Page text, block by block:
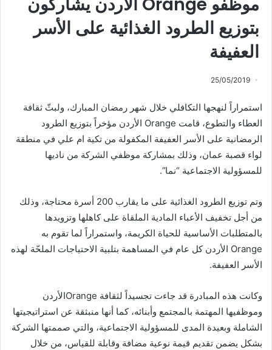
موظفو Orange الأردن يشاركون
بتوزيع الطرود الغذائية على الأسر
العفيفة
25/05/2019
استمراراً لنهجها التكافلي خلال شهر رمضان المبارك، ولبثّ ثقافة
العطاء والتطوع، قامت Orange الأردن مؤخراً بتوزيع الطرود
الرمضانية على الأسر العفيفة المكفولة من تكية ام علي في منطقة
لواء قصبة عمان، وذلك بمشاركة موظفي الشركة من ناديها
للمسؤولية الاجتماعية “نما”.
وتم توزيع الطرود الغذائية على ما يقارب 200 أسرة محتاجة، وذلك
من أجل تخفيف الأعباء المادية الملقاة على كاهلها وتزويدها
بالمتطلبات الأساسية للحياة الكريمة، واستمراراً لما تقوم به
Orange الأردن كل عام في المساهمة بتلبية الاحتياجات الملحّة لهذه
الأسر العفيفة.
وكانت هذه المبادرة قد جاءت تجسيداً لثقافة Orangeالأردن
وموظفيها المهتمة بالمجتمع وأبنائه، كما أنها منبثقة عن استراتيجيتها
الشاملة وبعيدة المدى للمسؤولية الاجتماعية، والتي صممتها الشركة
بشكل يضمن تقديم قيمة نوعية مضافة وقابلة للقياس، من خلال